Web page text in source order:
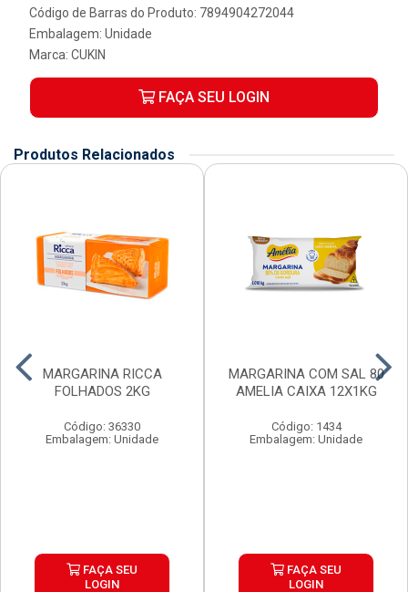
Código de Barras do Produto: 7894904272044
Embalagem: Unidade
Marca: CUKIN
FAÇA SEU LOGIN
Produtos Relacionados
MARGARINA RICCA
FOLHADOS 2KG
Código: 36330
Embalagem: Unidade
FAÇA SEU
LOGIN
MARGARINA COM SAL 80
AMELIA CAIXA 12X1KG
Código: 1434
Embalagem: Unidade
FAÇA SEU
LOGIN